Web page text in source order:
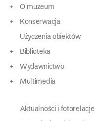
O muzeum
Konserwacja
Użyczenia obiektów
Biblioteka
Wydawnictwo
Multimedia
Aktualności i fotorelacje